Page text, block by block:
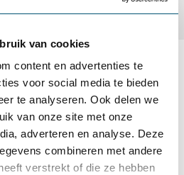
van cookies
content en advertenties te
voor social media te bieden
te analyseren. Ook delen we
van onze site met onze
adverteren en analyse. Deze
combineren met andere
verstrekt of die ze hebben
we impact